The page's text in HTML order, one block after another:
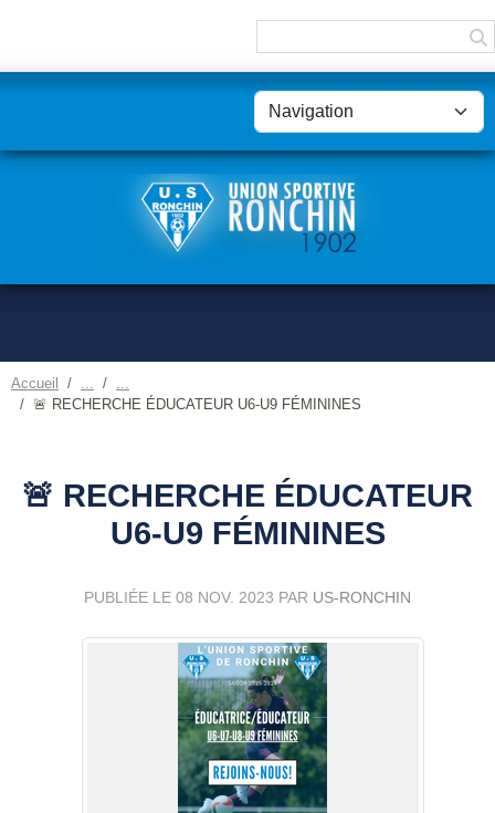
Accueil
🚨 RECHERCHE ÉDUCATEUR U6-U9 FÉMININES
🚨 RECHERCHE ÉDUCATEUR
U6-U9 FÉMININES
PUBLIÉE LE 08 NOV. 2023 PAR US-RONCHIN